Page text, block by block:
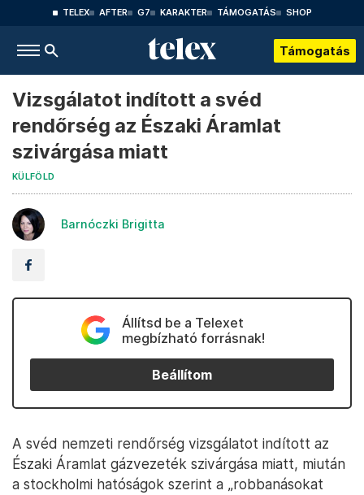
TELEX AFTER G7 KARAKTER TÁMOGATÁS SHOP
Támogatás
Vizsgálatot indított a svéd
rendőrség az Északi Áramlat
szivárgása miatt
KÜLFÖLD
Barnóczki Brigitta
Állítsd be a Telexet
megbízható forrásnak!
Beállítom
A svéd nemzeti rendőrség vizsgálatot indított az
Északi Áramlat gázvezeték szivárgása miatt, miután
a stockholmi hatóságok szerint a „robbanásokat